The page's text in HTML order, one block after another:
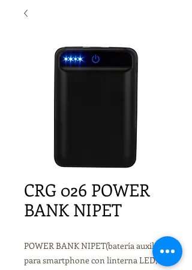
CRG 026 POWER
BANK NIPET
POWER BANK NIPET(batería auxiliar
para smartphone con linterna LED,